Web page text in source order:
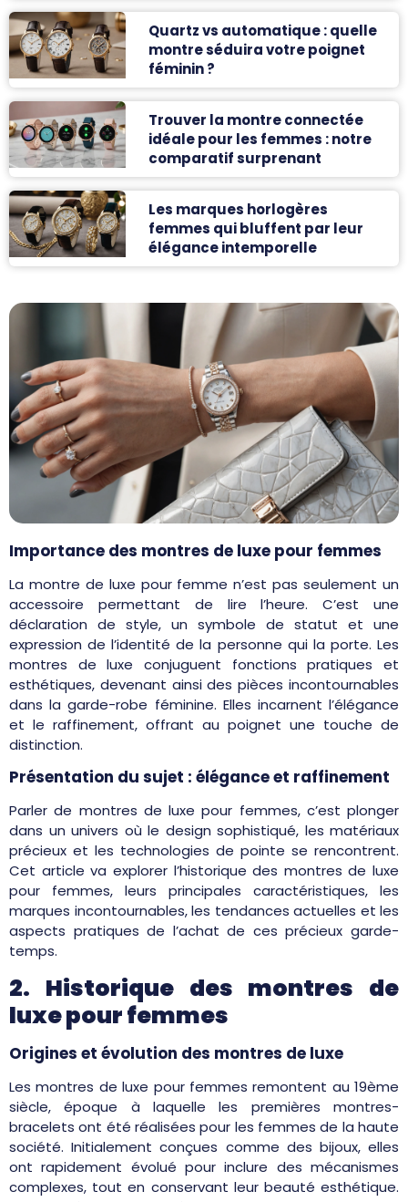
Quartz vs automatique : quelle
montre séduira votre poignet
féminin ?
Trouver la montre connectée
idéale pour les femmes : notre
comparatif surprenant
Les marques horlogères
femmes qui bluffent par leur
élégance intemporelle
Importance des montres de luxe pour femmes
La montre de luxe pour femme n’est pas seulement un
accessoire permettant de lire l’heure. C’est une
déclaration de style, un symbole de statut et une
expression de l’identité de la personne qui la porte. Les
montres de luxe conjuguent fonctions pratiques et
esthétiques, devenant ainsi des pièces incontournables
dans la garde-robe féminine. Elles incarnent l’élégance
et le raffinement, offrant au poignet une touche de
distinction.
Présentation du sujet : élégance et raffinement
Parler de montres de luxe pour femmes, c’est plonger
dans un univers où le design sophistiqué, les matériaux
précieux et les technologies de pointe se rencontrent.
Cet article va explorer l’historique des montres de luxe
pour femmes, leurs principales caractéristiques, les
marques incontournables, les tendances actuelles et les
aspects pratiques de l’achat de ces précieux garde-
temps.
2. Historique des montres de
luxe pour femmes
Origines et évolution des montres de luxe
Les montres de luxe pour femmes remontent au 19ème
siècle, époque à laquelle les premières montres-
bracelets ont été réalisées pour les femmes de la haute
société. Initialement conçues comme des bijoux, elles
ont rapidement évolué pour inclure des mécanismes
complexes, tout en conservant leur beauté esthétique.